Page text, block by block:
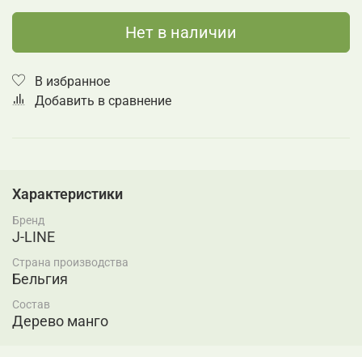
Нет в наличии
В избранное
Добавить в сравнение
Характеристики
Бренд
J-LINE
Страна производства
Бельгия
Состав
Дерево манго